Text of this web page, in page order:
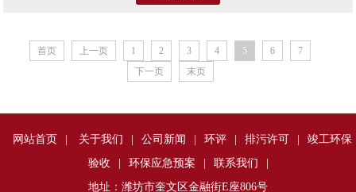
首页 上一页 1 2 3 4 5 6
7
下一页
末页
网站首页 关于我们 公司新闻 环评 排污许可
竣工环保
验收
环保应急预案 联系我们
地址：潍坊市奎文区金融街E座806号